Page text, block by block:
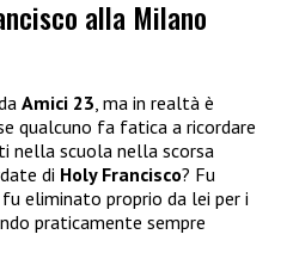
alla Milano
Amici 23 , ma in realtà è
qualcuno fa fatica a ricordare
scuola nella scorsa
di Holy Francisco? Fu
eliminato proprio da lei per i
praticamente sempre